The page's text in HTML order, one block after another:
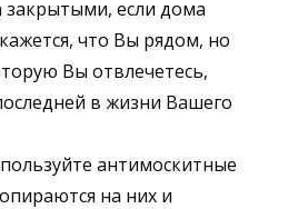
если дома
что Вы рядом, но
Вы отвлечетесь,
в жизни Вашего
антимоскитные
на них и